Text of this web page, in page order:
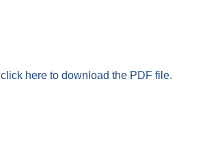
click here to download the PDF file.